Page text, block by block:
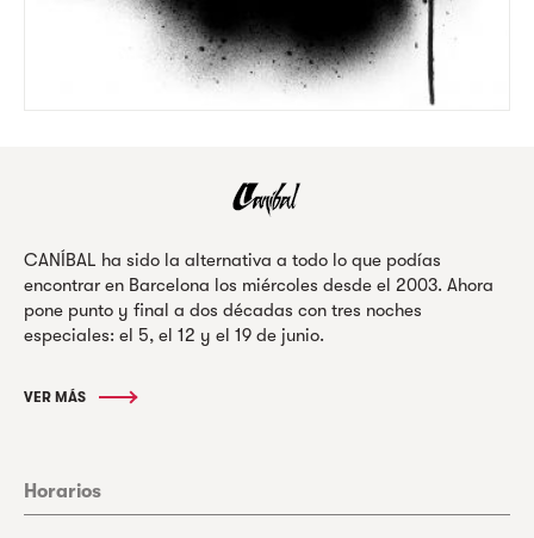
CANÍBAL ha sido la alternativa a todo lo que podías
encontrar en Barcelona los miércoles desde el 2003. Ahora
pone punto y final a dos décadas con tres noches
especiales: el 5, el 12 y el 19 de junio.
VER MÁS
Horarios